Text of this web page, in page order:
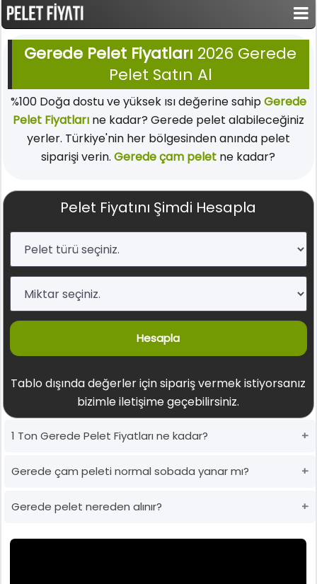
Gerede Pelet Fiyatları 2026 Gerede
Pelet Satın Al
%100 Doğa dostu ve yüksek ısı değerine sahipGerede
Pelet Fiyatlarıne kadar? Gerede pelet alabileceğiniz
yerler. Türkiye'nin her bölgesinden anında pelet
siparişi verin.Gerede çam pelet ne kadar?
Pelet Fiyatını Şimdi Hesapla
Hesapla
Tablo dışında değerler için sipariş vermek istiyorsanız
bizimle iletişime geçebilirsiniz.
1 Ton Gerede Pelet Fiyatları ne kadar?
Gerede çam peleti normal sobada yanar mı?
Gerede pelet nereden alınır?